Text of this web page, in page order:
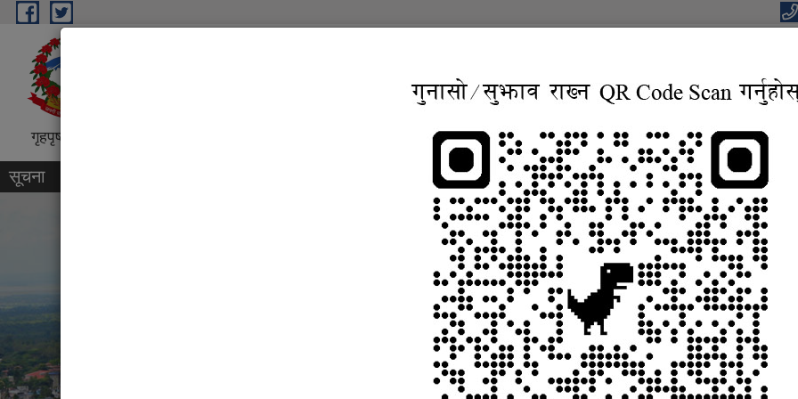
Skip to main content
“शिक्षा, स्वास्थ्य, पर्यटन तथा व्यापारिक पुर्वाधार, बहुसाँस्कृतिक, आवासिय समृद्ध शहर”
गृहपृष्ठ सूचना तथा जानकारी निर्णयहरु कानुन विद्युतिय सुशासन सेवा
सूचना